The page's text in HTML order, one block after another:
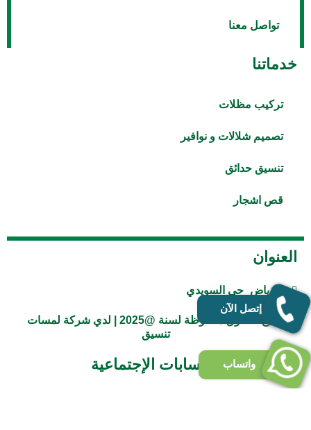
تواصل معنا
خدماتنا
تركيب مظلات
تصميم شلالات و نوافير
تنسيق حدائق
قص اشجار
العنوان
الرياض_حي السويدي
جميع الحقوق محفوظة لسنة @2025 | لدي شركة لمسات
تنسيق
الحسابات الإجتماعية
إتصل الآن
واتساب